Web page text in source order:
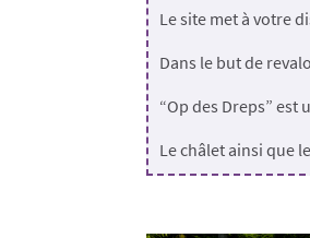
Le site met à votre
Dans le but de
“Op des Dreps”
Le châlet ainsi que